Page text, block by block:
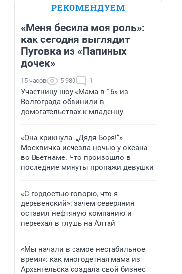
Смерть на воде
РЕКОМЕНДУЕМ
«Меня бесила моя роль»:
как сегодня выглядит
Пуговка из «Папиных
дочек»
15 часов 5 980 1
Участницу шоу «Мама в 16» из
Волгограда обвинили в
домогательствах к младенцу
«Она крикнула: „Дядя Боря!“»
Москвичка исчезла ночью у океана
во Вьетнаме. Что произошло в
последние минуты пропажи девушки
«С гордостью говорю, что я
деревенский»: зачем северянин
оставил нефтяную компанию и
переехал в глушь на Алтай
«Мы начали в самое нестабильное
время»: как многодетная мама из
Архангельска создала свой бизнес